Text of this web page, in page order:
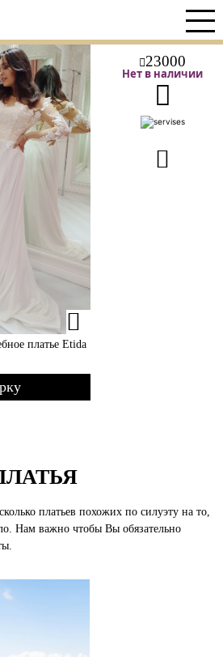
23000
Нет в наличии
платье Etida
платьев похожих по силуэту на то,
Нам важно чтобы Вы обязательно